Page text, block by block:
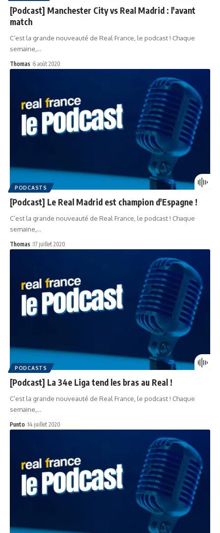
[Podcast] Manchester City vs Real Madrid : l'avant
match
C’est la grande nouveauté de Real France, le podcast ! Chaque
semaine,…
Thomas 6 août 2020
PODCASTS
[Podcast] Le Real Madrid est champion d'Espagne !
C’est la grande nouveauté de Real France, le podcast ! Chaque
semaine,…
Thomas 17 juillet 2020
PODCASTS
[Podcast] La 34e Liga tend les bras au Real !
C’est la grande nouveauté de Real France, le podcast ! Chaque
semaine,…
Punto 14 juillet 2020